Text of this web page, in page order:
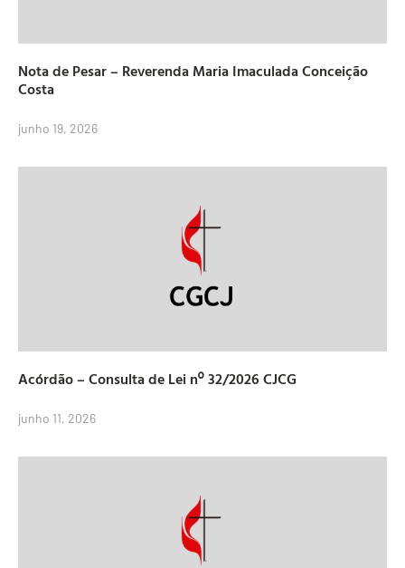
Nota de Pesar – Reverenda Maria Imaculada Conceição
Costa
junho 19, 2026
Acórdão – Consulta de Lei nº 32/2026 CJCG
junho 11, 2026